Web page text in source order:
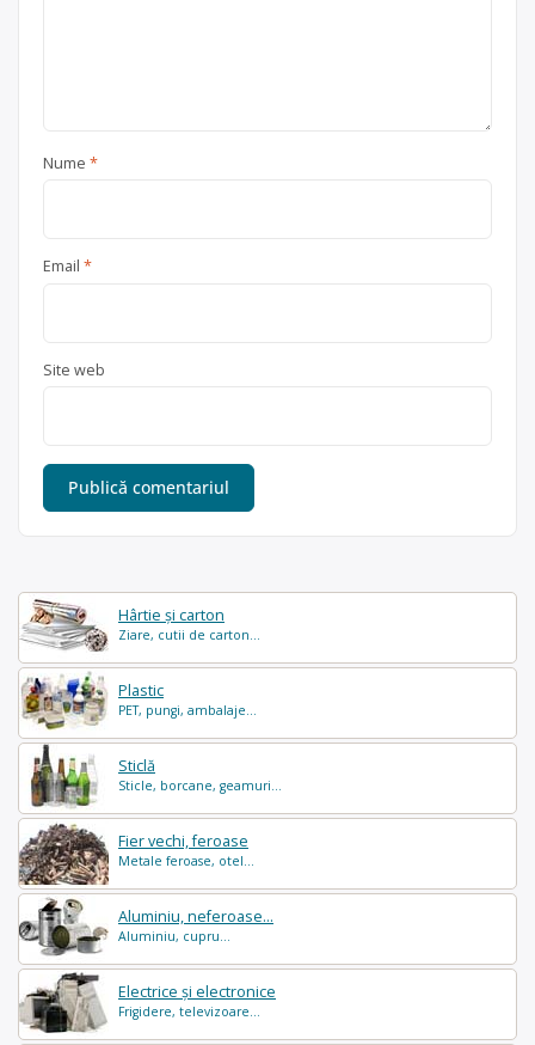
Hârtie și carton
Ziare, cutii de carton...
Plastic
PET, pungi, ambalaje...
Sticlă
Sticle, borcane, geamuri...
Fier vechi, feroase
Metale feroase, otel...
Aluminiu, neferoase...
Aluminiu, cupru...
Electrice și electronice
Frigidere, televizoare...
Nume *
Email *
Site web